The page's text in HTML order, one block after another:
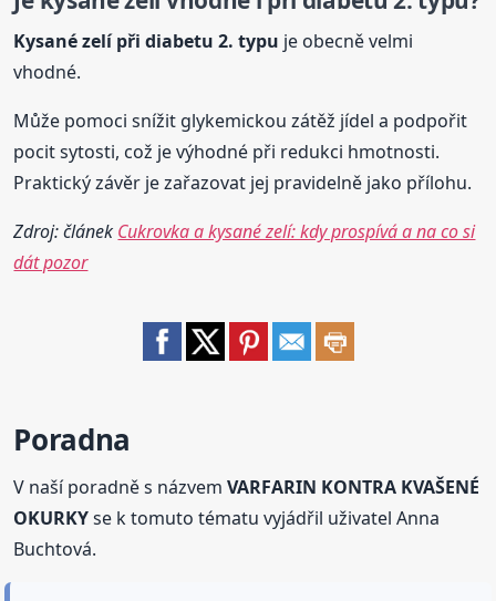
Kysané zelípři diabetu 2. typu je obecně velmi
vhodné.
Může pomoci snížit glykemickou zátěž jídel a podpořit
pocit sytosti, což je výhodné při redukci hmotnosti.
Praktický závěr je zařazovat jej pravidelně jako přílohu.
Zdroj: článek Cukrovka a kysané zelí: kdy prospívá a na co si
dát pozor
Poradna
V naší poradně s názvemVARFARIN KONTRA KVAŠENÉ
OKURKYse k tomuto tématu vyjádřil uživatel Anna
Buchtová.